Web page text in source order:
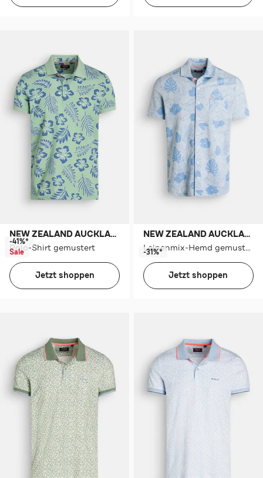
NEW ZEALAND AUCKLAND
Polo-Shirt gemustert
-41%*
Sale
Jetzt shoppen
NEW ZEALAND AUCKLAND
Leinenmix-Hemd gemustert
-31%*
Jetzt shoppen